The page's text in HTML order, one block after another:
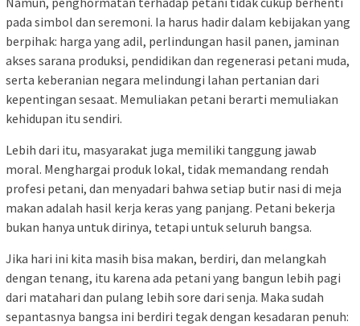
pada simbol dan seremoni. Ia harus hadir dalam kebijakan yang
berpihak: harga yang adil, perlindungan hasil panen, jaminan
akses sarana produksi, pendidikan dan regenerasi petani muda,
serta keberanian negara melindungi lahan pertanian dari
kepentingan sesaat. Memuliakan petani berarti memuliakan
kehidupan itu sendiri.
Lebih dari itu, masyarakat juga memiliki tanggung jawab
moral. Menghargai produk lokal, tidak memandang rendah
profesi petani, dan menyadari bahwa setiap butir nasi di meja
makan adalah hasil kerja keras yang panjang. Petani bekerja
bukan hanya untuk dirinya, tetapi untuk seluruh bangsa.
Jika hari ini kita masih bisa makan, berdiri, dan melangkah
dengan tenang, itu karena ada petani yang bangun lebih pagi
dari matahari dan pulang lebih sore dari senja. Maka sudah
sepantasnya bangsa ini berdiri tegak dengan kesadaran penuh: